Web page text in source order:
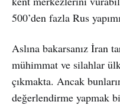
500’den fazla Rus
Aslına bakarsanız İran
mühimmat ve silahlar
çıkmakta. Ancak
değerlendirme yapmak